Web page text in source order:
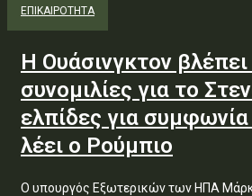
ΕΠΙΚΑΙΡΟΤΗΤΑ
Η Ουάσινγκτον
συνομιλίες για το
ελπίδες για
λέει ο Ρούμπιο
Ο υπουργός Εξωτερικών των ΗΠΑ